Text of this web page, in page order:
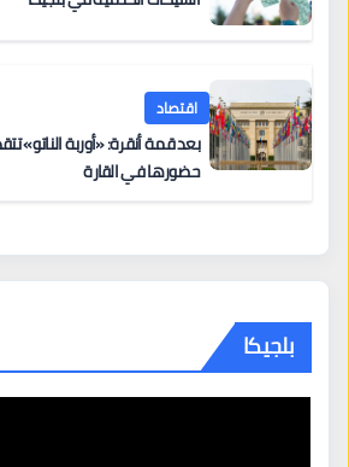
اقتصاد
بعد قمة أنقرة: «أوربة الناتو»
حضورها في القارة
بلجيكا